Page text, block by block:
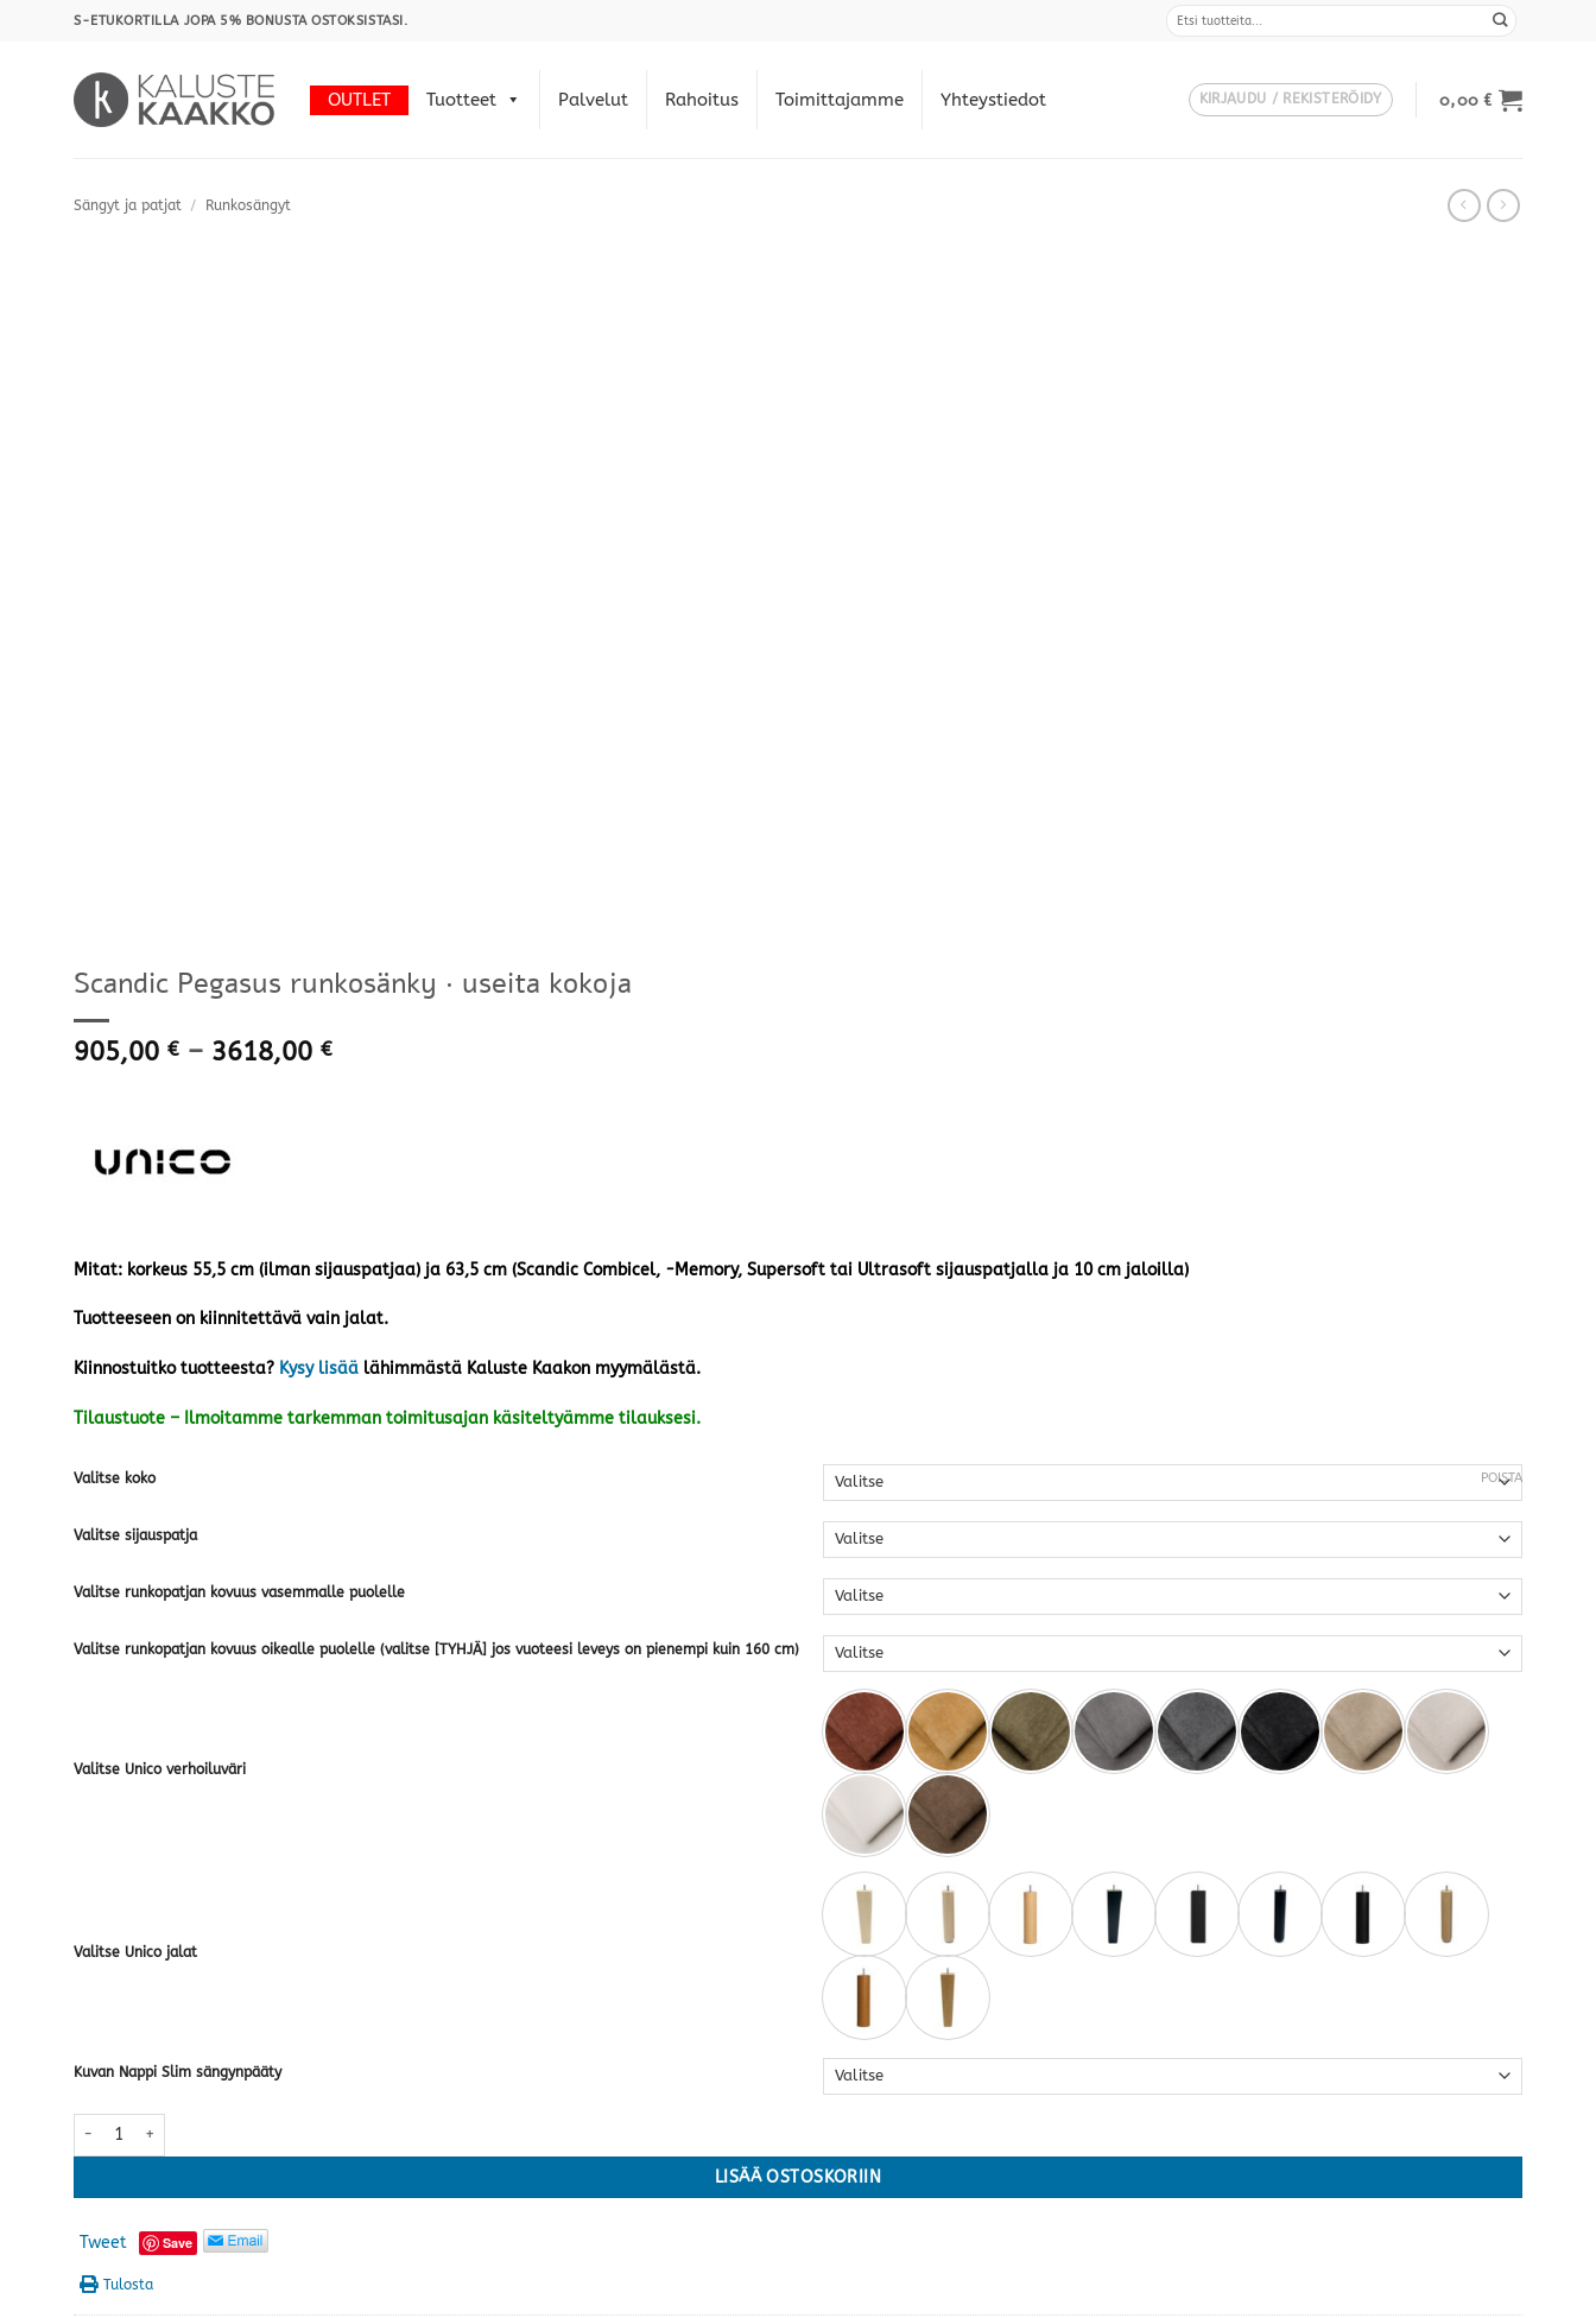
S-ETUKORTILLA JOPA 5% BONUSTA OSTOKSISTASI.
OUTLET Tuotteet Palvelut Rahoitus Toimittajamme Yhteystiedot KIRJAUDU / REKISTERÖIDY 0,00€
Sängyt ja patjat / Runkosängyt
Scandic Pegasus runkosänky · useita kokoja
905,00 € – 3618,00 €Hintaluokka:
Mitat: korkeus 55,5 cm (ilman sijauspatjaa) ja 63,5 cm (Scandic Combicel, -Memory, Supersoft tai Ultrasoft sijauspatjalla ja 10 cm jaloilla)
Tuotteeseen on kiinnitettävä vain jalat.
Kiinnostuitko tuotteesta? Kysy lisää lähimmästä Kaluste Kaakon myymälästä.
Tilaustuote – Ilmoitamme tarkemman toimitusajan käsiteltyämme tilauksesi.
Valitse koko
Valitse sijauspatja
Valitse runkopatjan kovuus vasemmalle puolelle
Valitse runkopatjan kovuus oikealle puolelle (valitse [TYHJÄ] jos vuoteesi leveys on pienempi kuin 160 cm)
Valitse Unico verhoiluväri
Valitse Unico jalat
Kuvan Nappi Slim sängynpääty
POISTA
Scandic Pegasus runkosänky · useita kokoja määrä
LISÄÄ OSTOSKORIIN
Tweet Save
Tulosta